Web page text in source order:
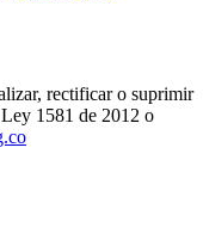
rectificar o suprimir
1581 de 2012 o